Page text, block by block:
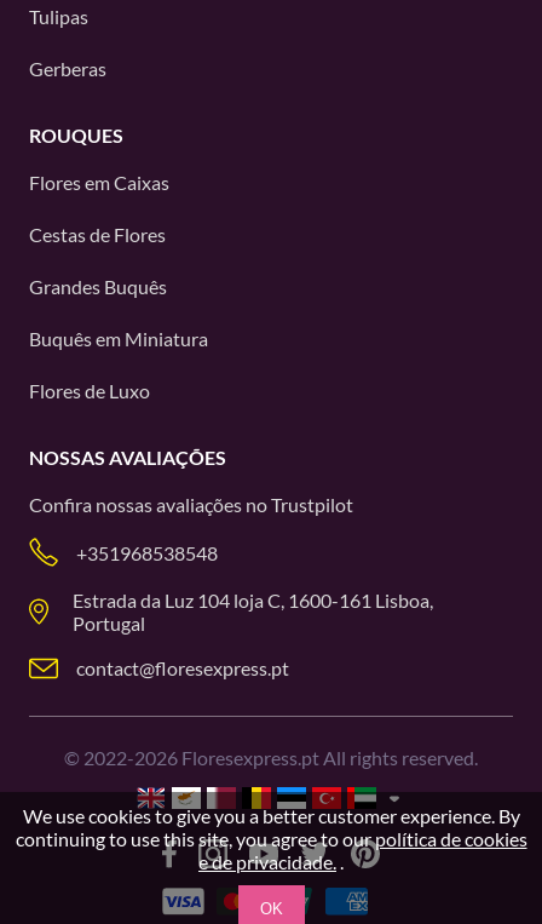
Tulipas
Gerberas
ROUQUES
Flores em Caixas
Cestas de Flores
Grandes Buquês
Buquês em Miniatura
Flores de Luxo
NOSSAS AVALIAÇÕES
Confira nossas avaliações noTrustpilot
+351968538548
Estrada da Luz 104 loja C, 1600-161 Lisboa,
Portugal
contact@floresexpress.pt
© 2022-2026 Floresexpress.pt All rights reserved.
We use cookies to give you a better customer experience. By
continuing to use this site, you agree to ourpolítica de cookies
e de privacidade..
OK